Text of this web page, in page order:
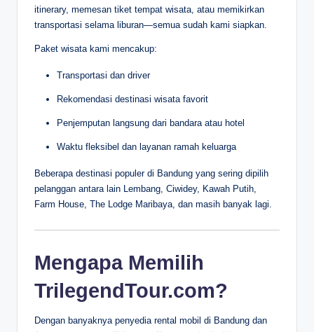
itinerary, memesan tiket tempat wisata, atau memikirkan
transportasi selama liburan—semua sudah kami siapkan.
Paket wisata kami mencakup:
Transportasi dan driver
Rekomendasi destinasi wisata favorit
Penjemputan langsung dari bandara atau hotel
Waktu fleksibel dan layanan ramah keluarga
Beberapa destinasi populer di Bandung yang sering dipilih
pelanggan antara lain Lembang, Ciwidey, Kawah Putih,
Farm House, The Lodge Maribaya, dan masih banyak lagi.
Mengapa Memilih
TrilegendTour.com?
Dengan banyaknya penyedia rental mobil di Bandung dan